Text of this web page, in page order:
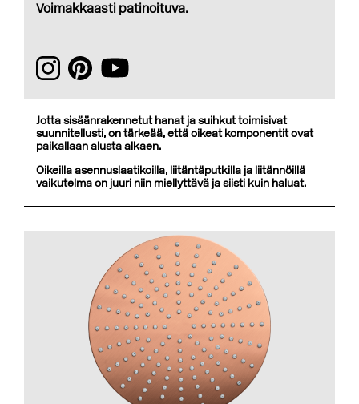
Voimakkaasti patinoituva.
Jotta sisäänrakennetut hanat ja suihkut toimisivat
suunnitellusti, on tärkeää, että oikeat komponentit ovat
paikallaan alusta alkaen.
Oikeilla asennuslaatikoilla, liitäntäputkilla ja liitännöillä
vaikutelma on juuri niin miellyttävä ja siisti kuin haluat.